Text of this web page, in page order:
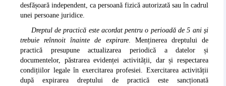
desfășoară independent, ca persoană fizică autorizată sau în cadrul
unei persoane juridice.
Dreptul de practică este acordat pentru o perioadă de 5 ani și
trebuie reînnoit înainte de expirare. Menținerea dreptului de
practică presupune actualizarea periodică a datelor și
documentelor, păstrarea evidenței activității, dar și respectarea
condițiilor legale în exercitarea profesiei. Exercitarea activității
după expirarea dreptului de practică este sancționată